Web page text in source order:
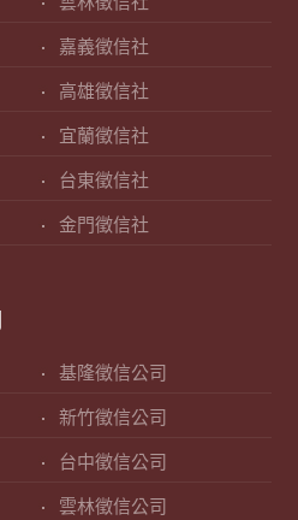
嘉義徵信社
高雄徵信社
宜蘭徵信社
台東徵信社
金門徵信社
基隆徵信公司
新竹徵信公司
台中徵信公司
雲林徵信公司